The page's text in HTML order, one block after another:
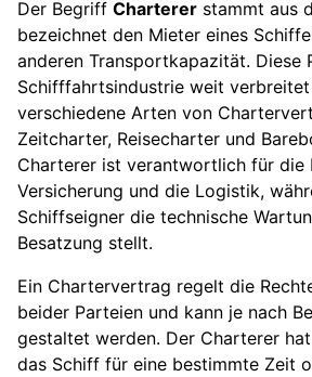
Der Begriff Charterer stammt aus
bezeichnet den Mieter eines
anderen Transportkapazität. Diese
Schifffahrtsindustrie weit
verschiedene Arten von
Zeitcharter, Reisecharter und
Charterer ist verantwortlich für die
Versicherung und die Logistik,
Schiffseigner die technische
Besatzung stellt.
Ein Chartervertrag regelt die
beider Parteien und kann je nach
gestaltet werden. Der Charterer
das Schiff für eine bestimmte Zeit